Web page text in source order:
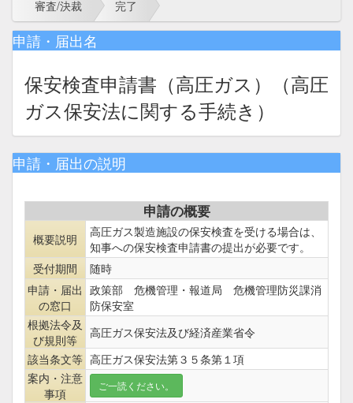
審査/決裁
完了
申請・届出名
保安検査申請書（高圧ガス）（高圧
ガス保安法に関する手続き）
申請・届出の説明
申請の概要
概要説明
高圧ガス製造施設の保安検査を受ける場合は、
知事への保安検査申請書の提出が必要です。
受付期間
随時
申請・届出
の窓口
政策部 危機管理・報道局 危機管理防災課消
防保安室
根拠法令及
び規則等
高圧ガス保安法及び経済産業省令
該当条文等 高圧ガス保安法第３５条第１項
案内・注意
事項
ご一読ください。